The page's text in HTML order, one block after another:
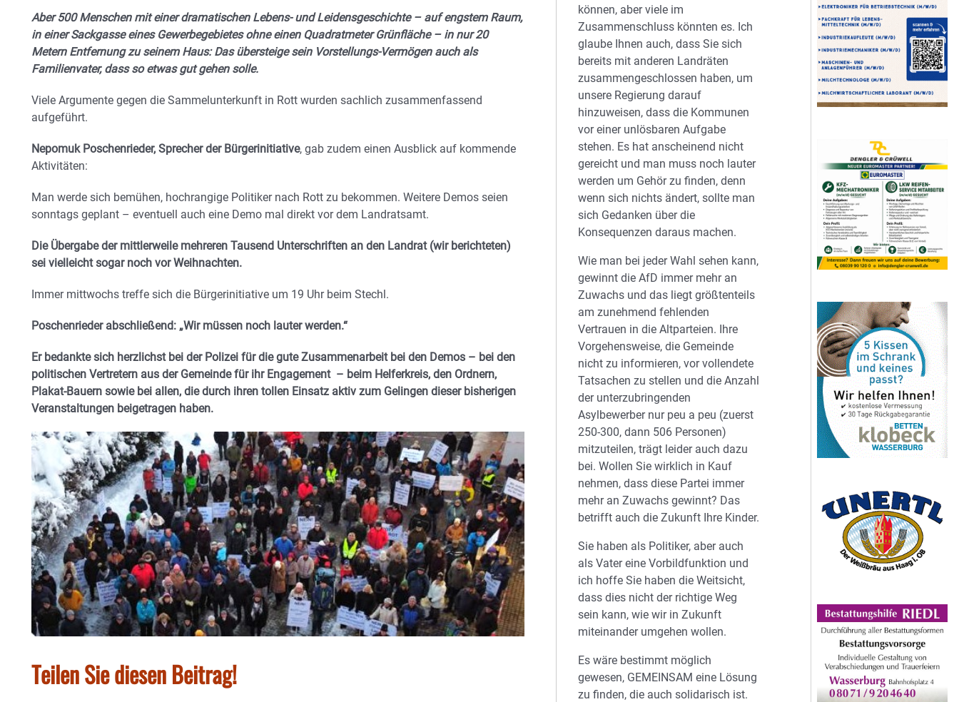
Aber 500 Menschen mit einer dramatischen Lebens- und Leidensgeschichte – auf engstem Raum,
in einer Sackgasse eines Gewerbegebietes ohne einen Quadratmeter Grünfläche – in nur 20
Metern Entfernung zu seinem Haus: Das übersteige sein Vorstellungs-Vermögen auch als
Familienvater, dass so etwas gut gehen solle.
Viele Argumente gegen die Sammelunterkunft in Rott wurden sachlich zusammenfassend
aufgeführt.
Nepomuk Poschenrieder, Sprecher der Bürgerinitiative, gab zudem einen Ausblick auf kommende
Aktivitäten:
Man werde sich bemühen, hochrangige Politiker nach Rott zu bekommen. Weitere Demos seien
sonntags geplant – eventuell auch eine Demo mal direkt vor dem Landratsamt.
Die Übergabe der mittlerweile mehreren Tausend Unterschriften an den Landrat (wir berichteten)
sei vielleicht sogar noch vor Weihnachten.
Immer mittwochs treffe sich die Bürgerinitiative um 19 Uhr beim Stechl.
Poschenrieder abschließend: „Wir müssen noch lauter werden.“
Er bedankte sich herzlichst bei der Polizei für die gute Zusammenarbeit bei den Demos – bei den
politischen Vertretern aus der Gemeinde für ihr Engagement – beim Helferkreis, den Ordnern,
Plakat-Bauern sowie bei allen, die durch ihren tollen Einsatz aktiv zum Gelingen dieser bisherigen
Veranstaltungen beigetragen haben.
Teilen Sie diesen Beitrag!
können, aber viele im
Zusammenschluss könnten es. Ich
glaube Ihnen auch, dass Sie sich
bereits mit anderen Landräten
zusammengeschlossen haben, um
unsere Regierung darauf
hinzuweisen, dass die Kommunen
vor einer unlösbaren Aufgabe
stehen. Es hat anscheinend nicht
gereicht und man muss noch lauter
werden um Gehör zu finden, denn
wenn sich nichts ändert, sollte man
sich Gedanken über die
Konsequenzen daraus machen.
Wie man bei jeder Wahl sehen kann,
gewinnt die AfD immer mehr an
Zuwachs und das liegt größtenteils
am zunehmend fehlenden
Vertrauen in die Altparteien. Ihre
Vorgehensweise, die Gemeinde
nicht zu informieren, vor vollendete
Tatsachen zu stellen und die Anzahl
der unterzubringenden
Asylbewerber nur peu a peu (zuerst
250-300, dann 506 Personen)
mitzuteilen, trägt leider auch dazu
bei. Wollen Sie wirklich in Kauf
nehmen, dass diese Partei immer
mehr an Zuwachs gewinnt? Das
betrifft auch die Zukunft Ihre Kinder.
Sie haben als Politiker, aber auch
als Vater eine Vorbildfunktion und
ich hoffe Sie haben die Weitsicht,
dass dies nicht der richtige Weg
sein kann, wie wir in Zukunft
miteinander umgehen wollen.
Es wäre bestimmt möglich
gewesen, GEMEINSAM eine Lösung
zu finden, die auch solidarisch ist.